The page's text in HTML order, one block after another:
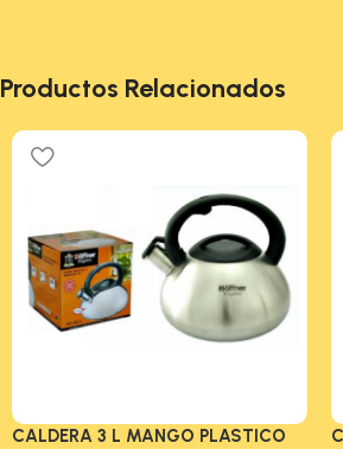
Productos Relacionados
CALDERA 3 L MANGO PLASTICO